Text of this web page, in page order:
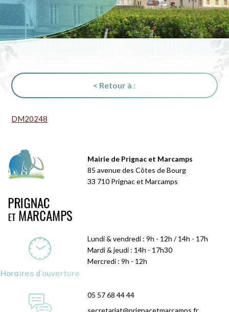
< Retour à :
DM20248
Mairie de Prignac et Marcamps
85 avenue des Côtes de Bourg
33 710 Prignac et Marcamps
Horaires d'ouverture
Lundi & vendredi : 9h - 12h / 14h - 17h
Mardi & jeudi : 14h - 17h30
Mercredi : 9h - 12h
05 57 68 44 44